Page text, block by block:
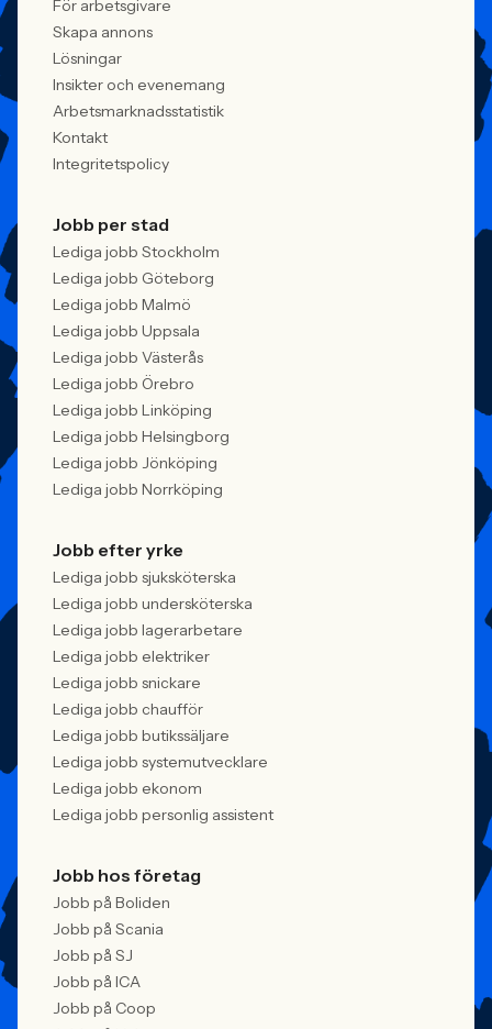
att alla är välkomna. Arbetsgivare
behöver kunna visa vad det betyder i
praktiken.
För arbetsgivare
Skapa annons
Lösningar
Insikter och evenemang
Arbetsmarknadsstatistik
Kontakt
Integritetspolicy
Jobb per stad
Lediga jobb Stockholm
Lediga jobb Göteborg
Lediga jobb Malmö
Lediga jobb Uppsala
Lediga jobb Västerås
Lediga jobb Örebro
Lediga jobb Linköping
Lediga jobb Helsingborg
Lediga jobb Jönköping
Lediga jobb Norrköping
Jobb efter yrke
Lediga jobb sjuksköterska
Lediga jobb undersköterska
Lediga jobb lagerarbetare
Lediga jobb elektriker
Lediga jobb snickare
Lediga jobb chaufför
Lediga jobb butikssäljare
Lediga jobb systemutvecklare
Lediga jobb ekonom
Lediga jobb personlig assistent
Jobb hos företag
Jobb på Boliden
Jobb på Scania
Jobb på SJ
Jobb på ICA
Jobb på Coop